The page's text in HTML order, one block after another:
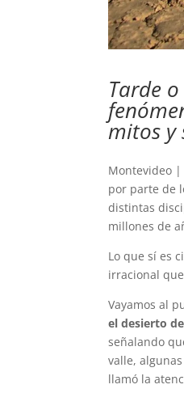
Tarde
mitos y
Montevideo
por parte de
distintas
millones de
Lo que sí es
irracional
Vayamos al
el desierto
señalando
valle,
llamó la